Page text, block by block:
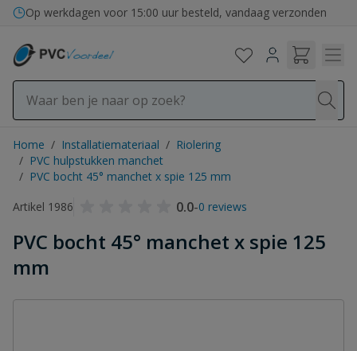
Ga naar de inhoud
Op werkdagen voor 15:00 uur besteld, vandaag verzonden
Home / Installatiemateriaal / Riolering
/ PVC hulpstukken manchet
/ PVC bocht 45° manchet x spie 125 mm
Artikel 1986
0.0-0 reviews
PVC bocht 45° manchet x spie 125
mm